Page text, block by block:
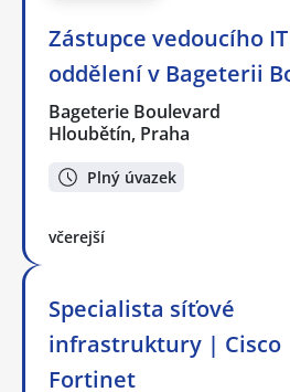
Zástupce vedoucího IT
oddělení v Bageterii
Bageterie Boulevard
Hloubětín, Praha
Plný úvazek
včerejší
Specialista síťové
infrastruktury | Cisco
Fortinet